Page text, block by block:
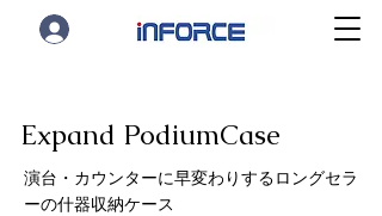
Expand PodiumCase
演台・カウンターに早変わりするロングセラ
ーの什器収納ケース